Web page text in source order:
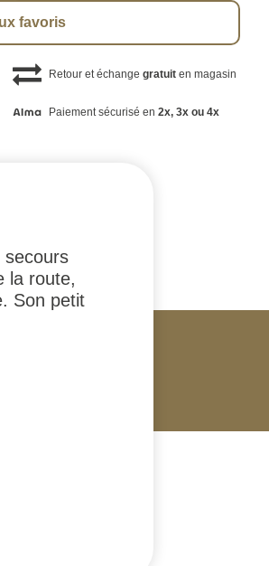
favoris
Retour et échange gratuiten magasin
Paiement sécurisé en 2x, 3x ou 4x
secours
la route,
Son petit